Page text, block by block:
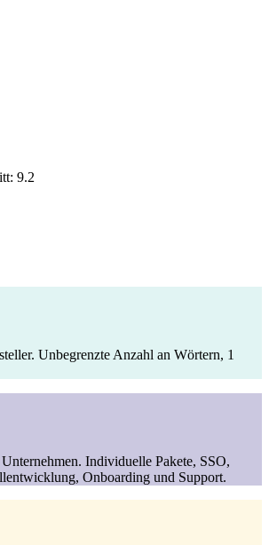
9.2
Unbegrenzte Anzahl an Wörtern, 1
Individuelle Pakete, SSO,
Onboarding und Support.